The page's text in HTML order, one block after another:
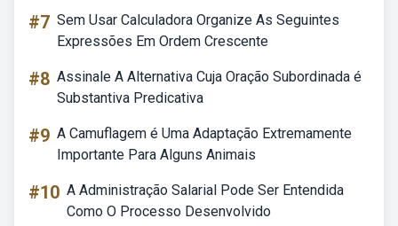
#7 Sem Usar Calculadora Organize As Seguintes
Expressões Em Ordem Crescente
#8 Assinale A Alternativa Cuja Oração Subordinada é
Substantiva Predicativa
#9 A Camuflagem é Uma Adaptação Extremamente
Importante Para Alguns Animais
#10 A Administração Salarial Pode Ser Entendida
Como O Processo Desenvolvido